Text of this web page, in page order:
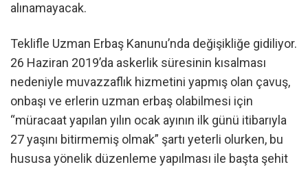
alınamayacak.
Teklifle Uzman Erbaş Kanunu’nda değişikliğe gidiliyor.
26 Haziran 2019’da askerlik süresinin kısalması
nedeniyle muvazzaflık hizmetini yapmış olan çavuş,
onbaşı ve erlerin uzman erbaş olabilmesi için
“müracaat yapılan yılın ocak ayının ilk günü itibarıyla
27 yaşını bitirmemiş olmak” şartı yeterli olurken, bu
hususa yönelik düzenleme yapılması ile başta şehit